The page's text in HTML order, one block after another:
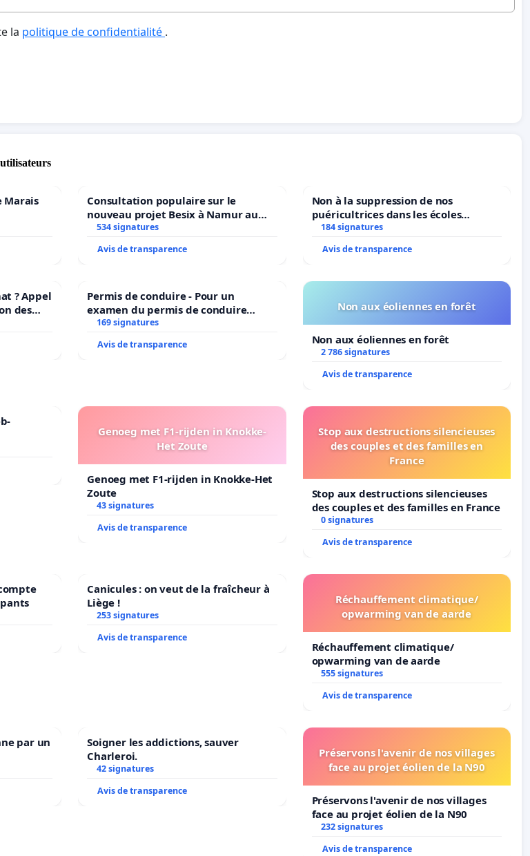
la politique de confidentialité .
Marais
Consultation populaire sur le
nouveau projet Besix à Namur au
Parc Léopold ?
534 signatures
Avis de transparence
Non à la suppression de nos
puéricultrices dans les écoles
communale de Flémalle !
184 signatures
Avis de transparence
? Appel
des
de
Permis de conduire - Pour un
examen du permis de conduire
accessible dans plusieurs langues à
169 signatures
Avis de transparence
Non aux éoliennes en forêt
Non aux éoliennes en forêt
2 786 signatures
Avis de transparence
Genoeg met F1-rijden in Knokke-
Het Zoute
Genoeg met F1-rijden in Knokke-Het
Zoute
43 signatures
Avis de transparence
Stop aux destructions silencieuses
des couples et des familles en
France
Stop aux destructions silencieuses
des couples et des familles en France
0 signatures
Avis de transparence
Canicules : on veut de la fraîcheur à
Liège !
253 signatures
Avis de transparence
Réchauffement climatique/
opwarming van de aarde
Réchauffement climatique/
opwarming van de aarde
555 signatures
Avis de transparence
par un
Soigner les addictions, sauver
Charleroi.
42 signatures
Avis de transparence
Préservons l'avenir de nos villages
face au projet éolien de la N90
Préservons l'avenir de nos villages
face au projet éolien de la N90
232 signatures
Avis de transparence